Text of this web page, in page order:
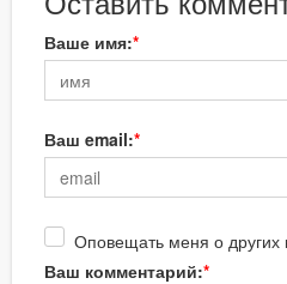
Ваше имя:
Ваш email:
Оповещать меня о других
Ваш комментарий: